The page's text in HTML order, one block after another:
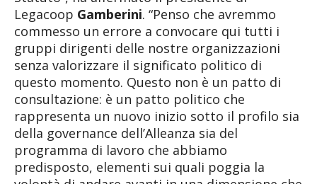
Legacoop Gamberini. “Penso che avremmo
commesso un errore a convocare qui tutti i
gruppi dirigenti delle nostre organizzazioni
senza valorizzare il significato politico di
questo momento. Questo non è un patto di
consultazione: è un patto politico che
rappresenta un nuovo inizio sotto il profilo sia
della governance dell’Alleanza sia del
programma di lavoro che abbiamo
predisposto, elementi sui quali poggia la